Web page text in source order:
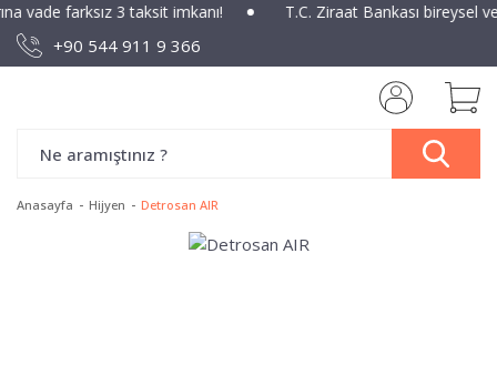
vade farksız 3 taksit imkanı! T.C. Ziraat Bankası bireysel
+90 544 911 9 366
Anasayfa Hijyen Detrosan AIR